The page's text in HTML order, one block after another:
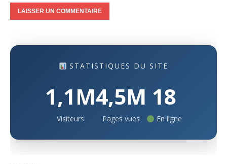
STATISTIQUES DU SITE
1,1M
Visiteurs
4,5M
Pages vues
18
En ligne